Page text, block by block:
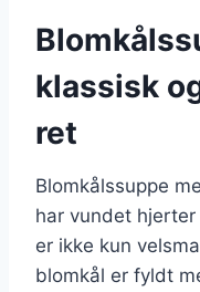
klassisk
ret
Blomkålssuppe
har vundet hjerter
er ikke kun
blomkål er fyldt